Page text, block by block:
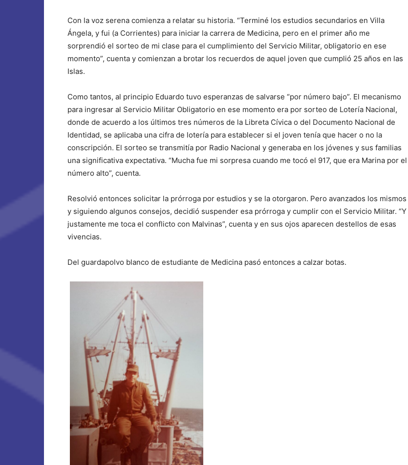
Con la voz serena comienza a relatar su historia. “Terminé los estudios secundarios en Villa
Ángela, y fui (a Corrientes) para iniciar la carrera de Medicina, pero en el primer año me
sorprendió el sorteo de mi clase para el cumplimiento del Servicio Militar, obligatorio en ese
momento”, cuenta y comienzan a brotar los recuerdos de aquel joven que cumplió 25 años en las
Islas.
Como tantos, al principio Eduardo tuvo esperanzas de salvarse “por número bajo”. El mecanismo
para ingresar al Servicio Militar Obligatorio en ese momento era por sorteo de Lotería Nacional,
donde de acuerdo a los últimos tres números de la Libreta Cívica o del Documento Nacional de
Identidad, se aplicaba una cifra de lotería para establecer si el joven tenía que hacer o no la
conscripción. El sorteo se transmitía por Radio Nacional y generaba en los jóvenes y sus familias
una significativa expectativa. “Mucha fue mi sorpresa cuando me tocó el 917, que era Marina por el
número alto”, cuenta.
Resolvió entonces solicitar la prórroga por estudios y se la otorgaron. Pero avanzados los mismos
y siguiendo algunos consejos, decidió suspender esa prórroga y cumplir con el Servicio Militar. “Y
justamente me toca el conflicto con Malvinas”, cuenta y en sus ojos aparecen destellos de esas
vivencias.
Del guardapolvo blanco de estudiante de Medicina pasó entonces a calzar botas.